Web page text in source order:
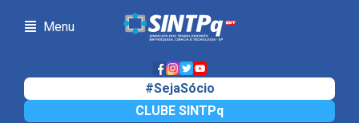
Menu
#SejaSócio
CLUBE SINTPq